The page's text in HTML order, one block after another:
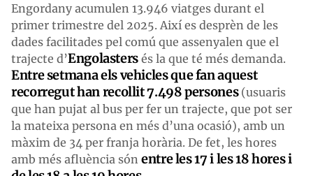
Engordany acumulen 13.946 viatges durant el
primer trimestre del 2025. Així es desprèn de les
dades facilitades pel comú que assenyalen que el
trajecte d’Engolasters és la que té més demanda.
Entre setmana els vehicles que fan aquest
recorregut han recollit 7.498 persones(usuaris
que han pujat al bus per fer un trajecte, que pot ser
la mateixa persona en més d’una ocasió), amb un
màxim de 34 per franja horària. De fet, les hores
amb més afluència són entre les 17 i les 18 hores i